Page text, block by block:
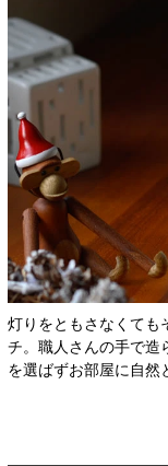
灯りをともさなくても
チ。職人さんの手で造
を選ばずお部屋に自然